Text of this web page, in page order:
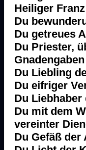
Heiliger
Du
Du getreues
Du Priester,
Gnadengaben
Du Liebling
Du eifriger
Du
Du mit dem
vereinter
Du Gefäß der